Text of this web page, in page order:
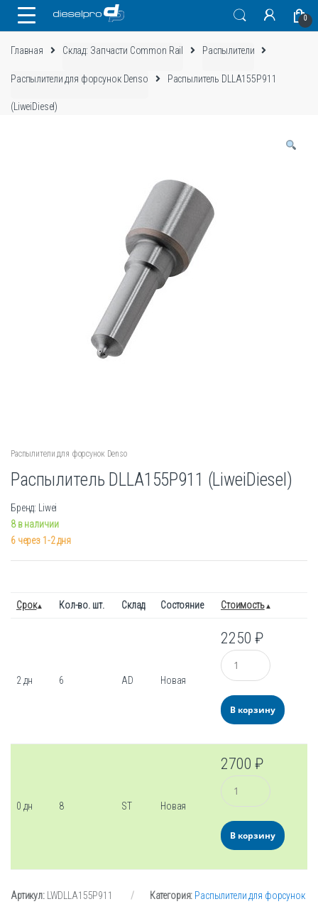
0
Главная Склад: Запчасти Common Rail Распылители
Распылители для форсунок Denso Распылитель DLLA155P911
(LiweiDiesel)
Распылители для форсунок Denso
Распылитель DLLA155P911 (LiweiDiesel)
Бренд: Liwei
8 в наличии
6 через 1-2 дня
Срок Кол-во. шт. Склад Состояние Стоимость
2 дн 6 AD Новая
2250₽
Количество
В корзину
0 дн 8 ST Новая
2700₽
Количество
В корзину
Артикул: LWDLLA155P911 Категория: Распылители для форсунок